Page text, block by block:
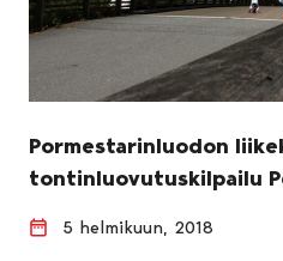
Pormestarinluodon
tontinluovutuskilpailu
5 helmikuun, 2018